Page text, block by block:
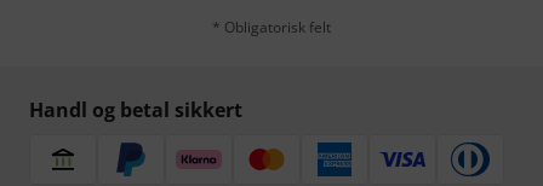
* Obligatorisk felt
Handl og betal sikkert